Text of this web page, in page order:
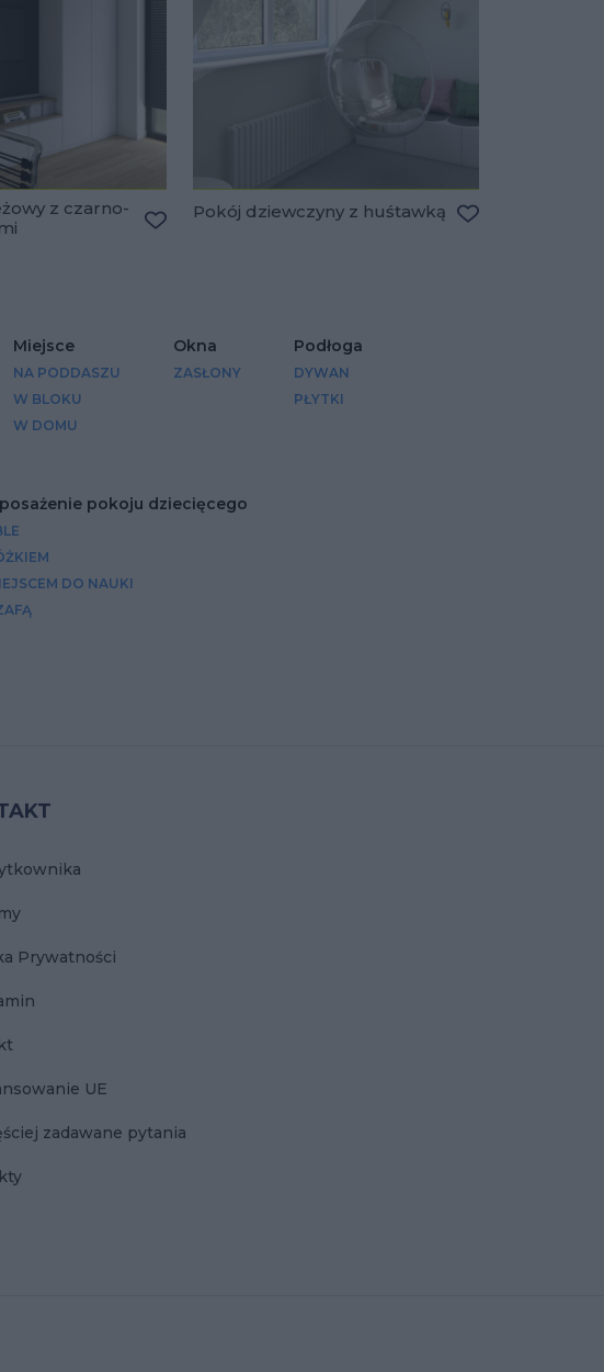
z czarno-
Pokój dziewczyny z huśtawką
Miejsce
NA PODDASZU
W BLOKU
W DOMU
Okna
ZASŁONY
Podłoga
DYWAN
PŁYTKI
pokoju dziecięcego
DO NAUKI
Prywatności
UE
zadawane pytania